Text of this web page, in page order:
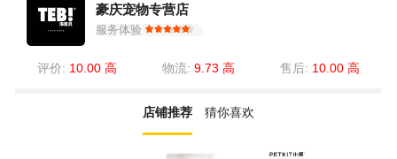
豪庆宠物专营店
服务体验
评价: 10.00 高 物流: 9.73 高 售后: 10.00 高
店铺推荐 猜你喜欢